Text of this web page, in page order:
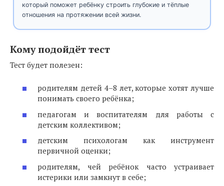
который поможет ребёнку строить глубокие и тёплые
отношения на протяжении всей жизни.
Кому подойдёт тест
Тест будет полезен:
родителям детей 4–8 лет, которые хотят лучше
понимать своего ребёнка;
педагогам и воспитателям для работы с
детским коллективом;
детским психологам как инструмент
первичной оценки;
родителям, чей ребёнок часто устраивает
истерики или замкнут в себе;